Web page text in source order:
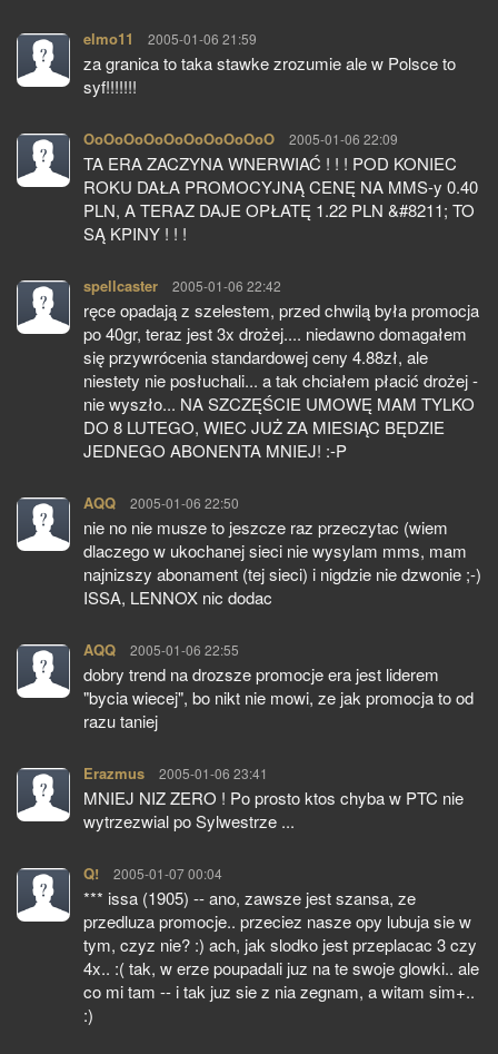
elmo11 pisze:
2005-01-06 21:59
za granica to taka stawke zrozumie ale w Polsce to
syf!!!!!!!
OoOoOoOoOoOoOoOoOoO pisze:
2005-01-06 22:09
TA ERA ZACZYNA WNERWIAĆ ! ! ! POD KONIEC
ROKU DAŁA PROMOCYJNĄ CENĘ NA MMS-y 0.40
PLN, A TERAZ DAJE OPŁATĘ 1.22 PLN &#8211; TO
SĄ KPINY ! ! !
spellcaster pisze:
2005-01-06 22:42
ręce opadają z szelestem, przed chwilą była promocja
po 40gr, teraz jest 3x drożej.... niedawno domagałem
się przywrócenia standardowej ceny 4.88zł, ale
niestety nie posłuchali... a tak chciałem płacić drożej -
nie wyszło... NA SZCZĘŚCIE UMOWĘ MAM TYLKO
DO 8 LUTEGO, WIEC JUŻ ZA MIESIĄC BĘDZIE
JEDNEGO ABONENTA MNIEJ! :-P
AQQ pisze:
2005-01-06 22:50
nie no nie musze to jeszcze raz przeczytac (wiem
dlaczego w ukochanej sieci nie wysylam mms, mam
najnizszy abonament (tej sieci) i nigdzie nie dzwonie ;-)
ISSA, LENNOX nic dodac
AQQ pisze:
2005-01-06 22:55
dobry trend na drozsze promocje era jest liderem
"bycia wiecej", bo nikt nie mowi, ze jak promocja to od
razu taniej
Erazmus pisze:
2005-01-06 23:41
MNIEJ NIZ ZERO ! Po prosto ktos chyba w PTC nie
wytrzezwial po Sylwestrze ...
Q! pisze:
2005-01-07 00:04
*** issa (1905) -- ano, zawsze jest szansa, ze
przedluza promocje.. przeciez nasze opy lubuja sie w
tym, czyz nie? :) ach, jak slodko jest przeplacac 3 czy
4x.. :( tak, w erze poupadali juz na te swoje glowki.. ale
co mi tam -- i tak juz sie z nia zegnam, a witam sim+..
:)